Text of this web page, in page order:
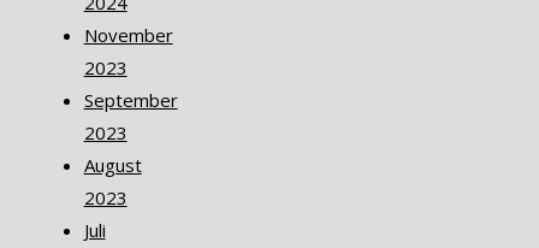
November
2023
September
2023
August
2023
Juli